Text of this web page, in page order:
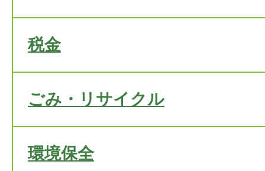
税金
ごみ・リサイクル
環境保全